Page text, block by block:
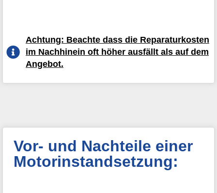
Achtung: Beachte dass die Reparaturkosten
im Nachhinein oft höher ausfällt als auf dem
Angebot.
Vor- und Nachteile einer
Motorinstandsetzung: